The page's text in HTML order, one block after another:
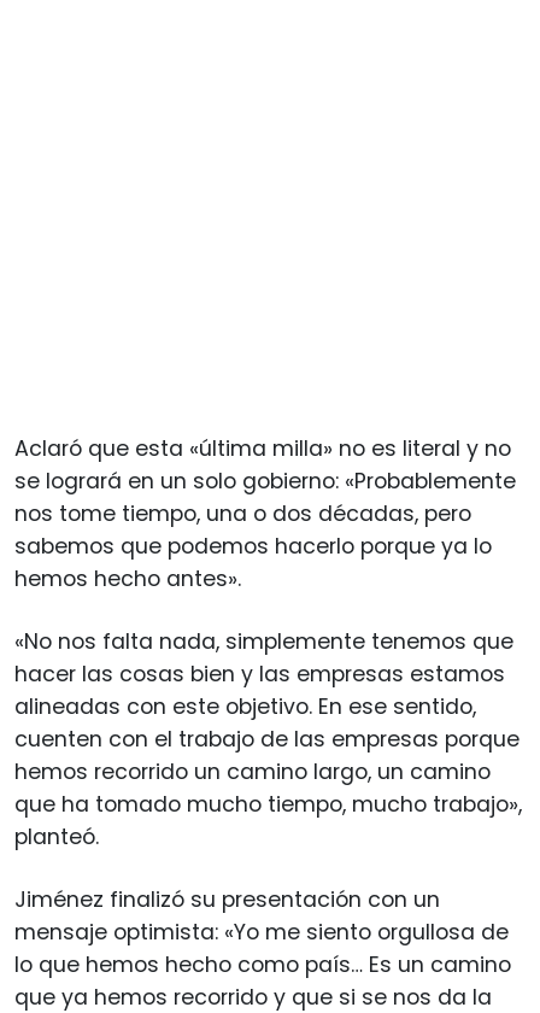
Aclaró que esta «última milla» no es literal y no
se logrará en un solo gobierno: «Probablemente
nos tome tiempo, una o dos décadas, pero
sabemos que podemos hacerlo porque ya lo
hemos hecho antes».
«No nos falta nada, simplemente tenemos que
hacer las cosas bien y las empresas estamos
alineadas con este objetivo. En ese sentido,
cuenten con el trabajo de las empresas porque
hemos recorrido un camino largo, un camino
que ha tomado mucho tiempo, mucho trabajo»,
planteó.
Jiménez finalizó su presentación con un
mensaje optimista: «Yo me siento orgullosa de
lo que hemos hecho como país… Es un camino
que ya hemos recorrido y que si se nos da la